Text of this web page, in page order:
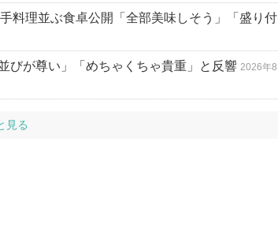
料理並ぶ食卓公開「全部美味しそう」「盛り付
びが尊い」「めちゃくちゃ貴重」と反響 2026年8
見る